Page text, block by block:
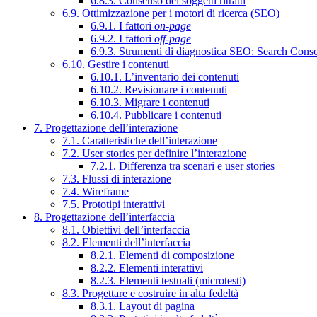
6.9. Ottimizzazione per i motori di ricerca (SEO)
6.9.1. I fattori on-page
6.9.2. I fattori off-page
6.9.3. Strumenti di diagnostica SEO: Search
6.10. Gestire i contenuti
6.10.1. L’inventario dei contenuti
6.10.2. Revisionare i contenuti
6.10.3. Migrare i contenuti
6.10.4. Pubblicare i contenuti
7. Progettazione dell’interazione
7.1. Caratteristiche dell’interazione
7.2. User stories per definire l’interazione
7.2.1. Differenza tra scenari e user stories
7.3. Flussi di interazione
7.4. Wireframe
7.5. Prototipi interattivi
8. Progettazione dell’interfaccia
8.1. Obiettivi dell’interfaccia
8.2. Elementi dell’interfaccia
8.2.1. Elementi di composizione
8.2.2. Elementi interattivi
8.2.3. Elementi testuali (microtesti)
8.3. Progettare e costruire in alta fedeltà
8.3.1. Layout di pagina